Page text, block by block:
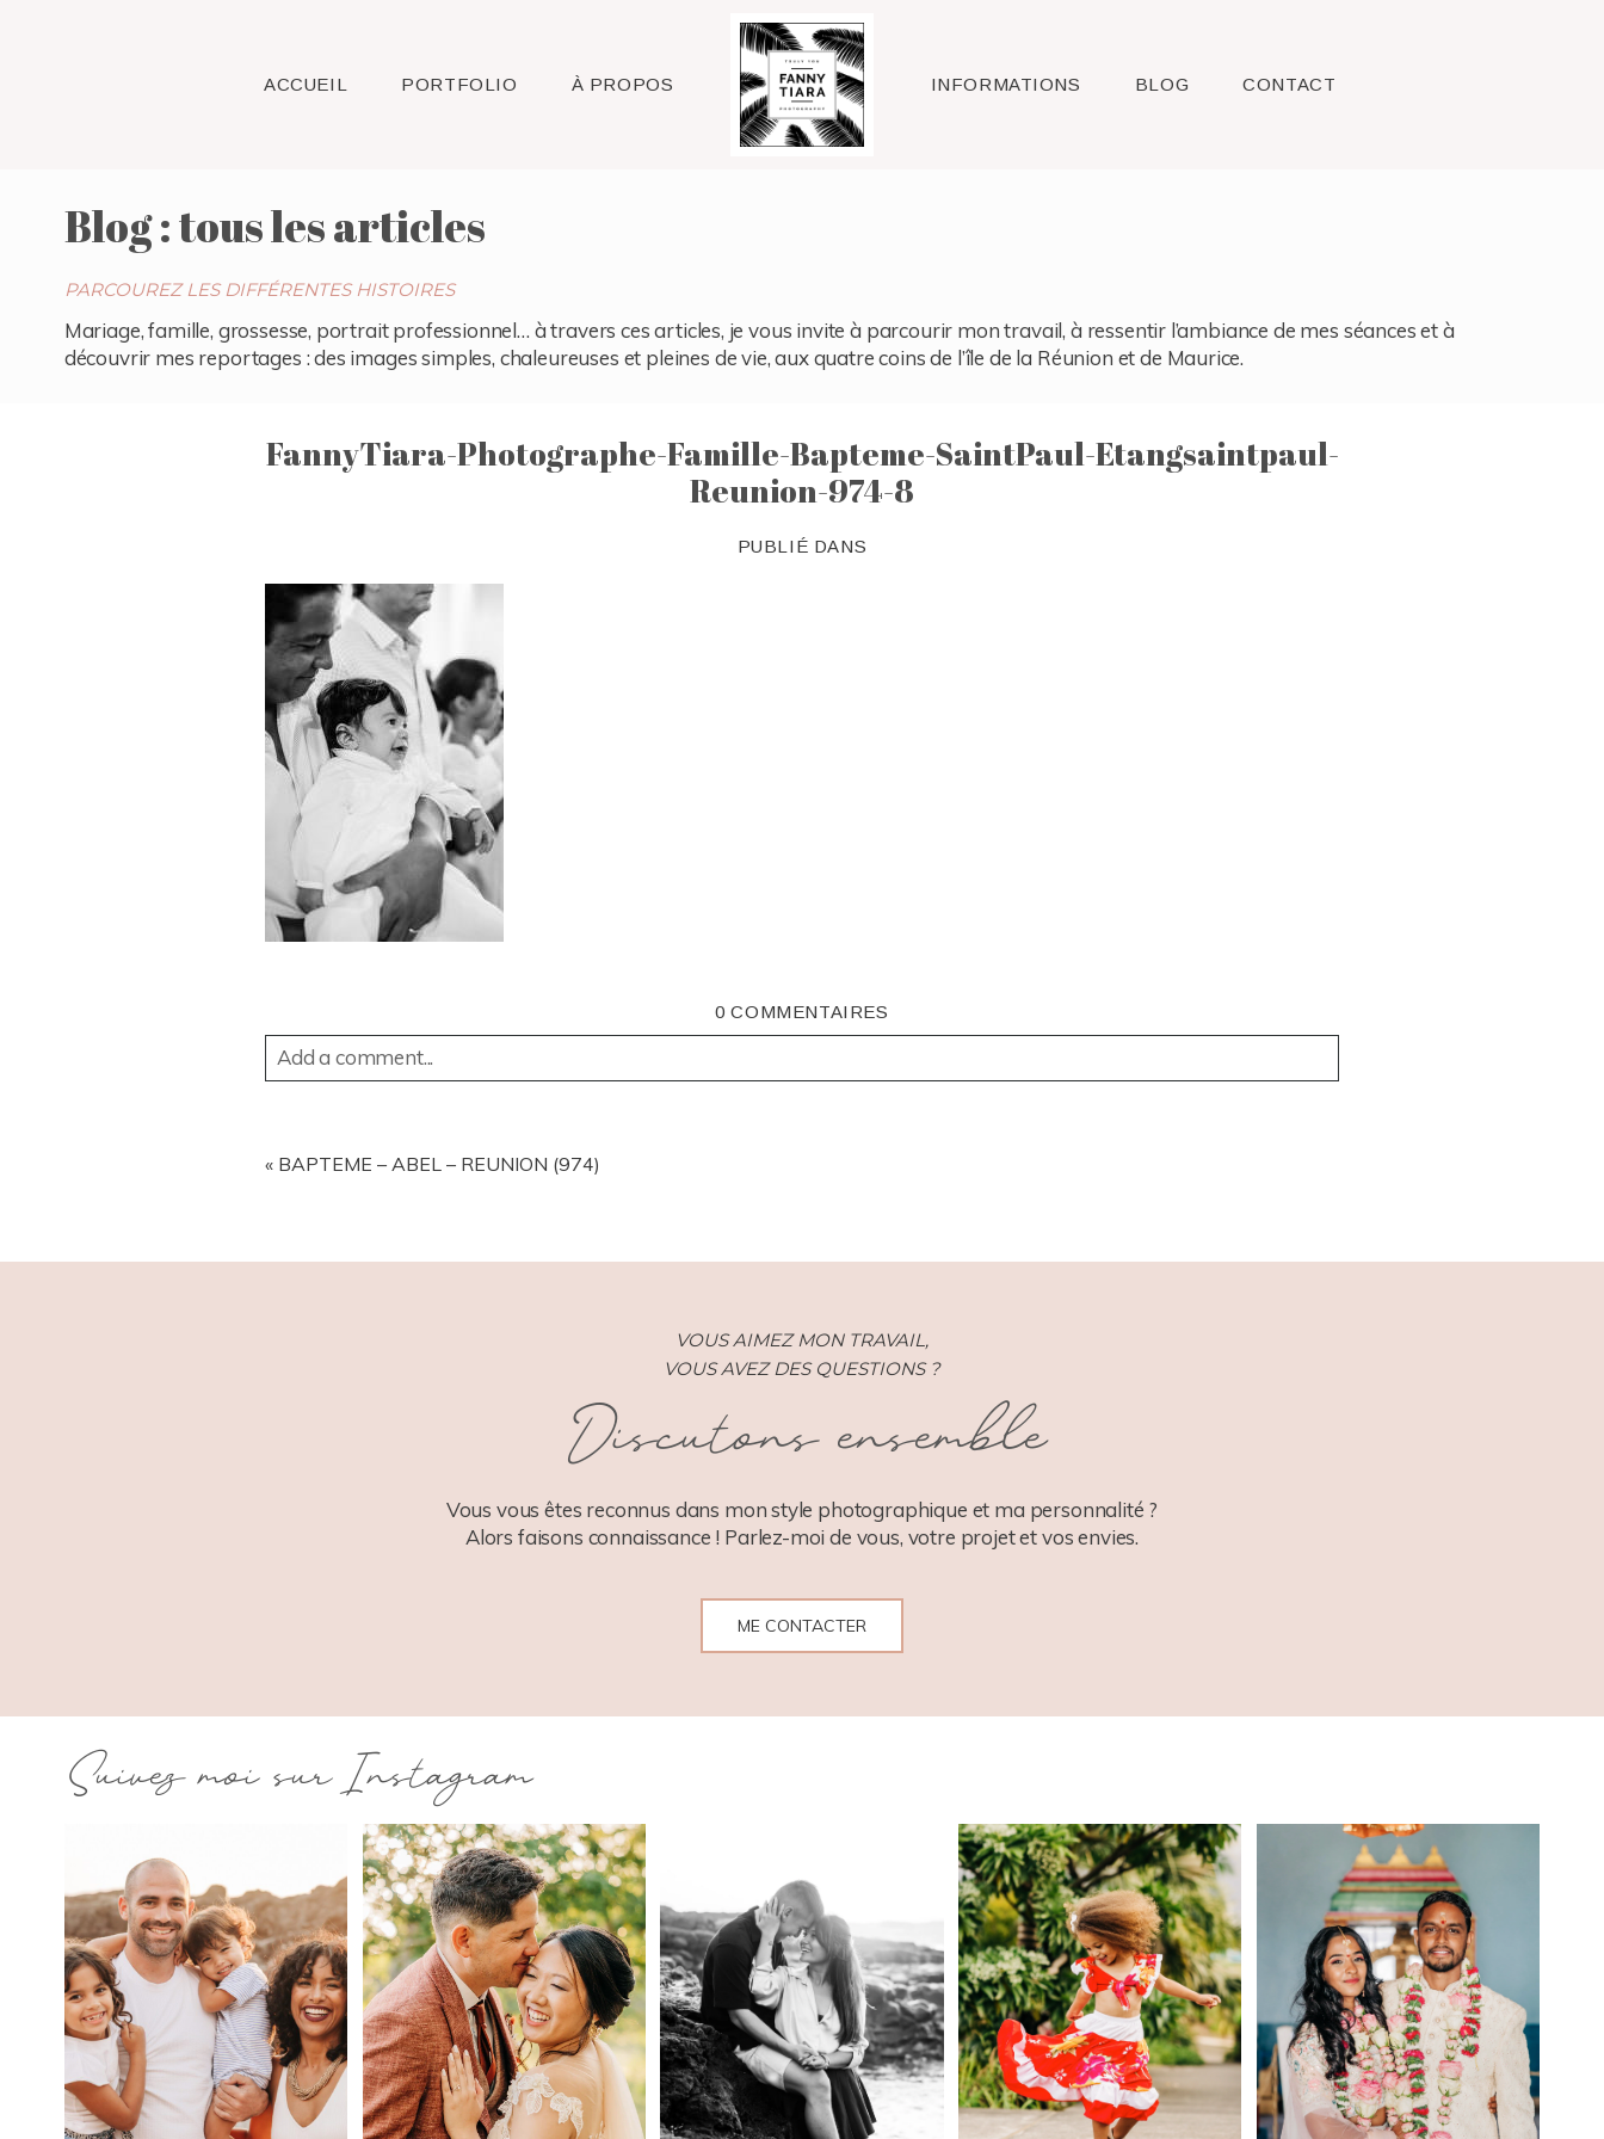
ACCUEIL PORTFOLIO À PROPOS Raleigh INFORMATIONS BLOG CONTACT
Blog : tous les articles
PARCOUREZ LES DIFFÉRENTES HISTOIRES
Mariage, famille, grossesse, portrait professionnel… à travers ces articles, je vous invite à parcourir mon travail, à ressentir l’ambiance de mes séances et à
découvrir mes reportages : des images simples, chaleureuses et pleines de vie, aux quatre coins de l’île de la Réunion et de Maurice.
FannyTiara-Photographe-Famille-Bapteme-SaintPaul-Etangsaintpaul-
Reunion-974-8
PUBLIÉ DANS
0 COMMENTAIRES
Add a comment...
« BAPTEME – ABEL – REUNION (974)
VOUS AIMEZ MON TRAVAIL,
VOUS AVEZ DES QUESTIONS ?
Discutons ensemble
Vous vous êtes reconnus dans mon style photographique et ma personnalité ?
Alors faisons connaissance ! Parlez-moi de vous, votre projet et vos envies.
ME CONTACTER
Suivez moi sur Instagram